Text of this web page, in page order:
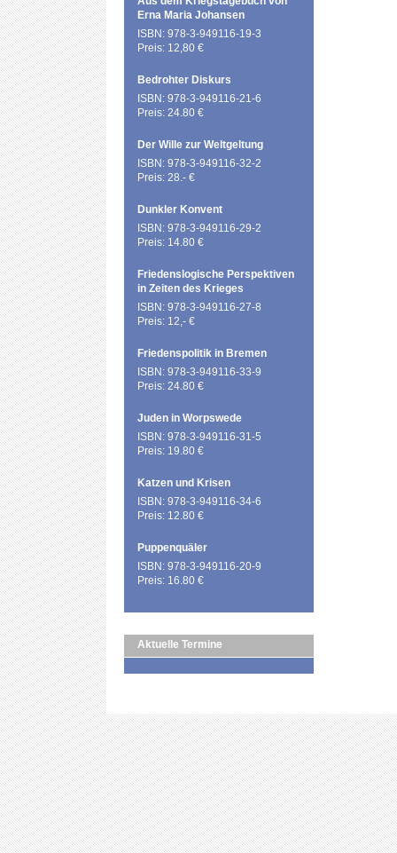
Erna Maria Johansen
ISBN: 978-3-949116-19-3
Preis: 12,80 €
Bedrohter Diskurs
ISBN: 978-3-949116-21-6
Preis: 24.80 €
Der Wille zur Weltgeltung
ISBN: 978-3-949116-32-2
Preis: 28.- €
Dunkler Konvent
ISBN: 978-3-949116-29-2
Preis: 14.80 €
Friedenslogische Perspektiven
in Zeiten des Krieges
ISBN: 978-3-949116-27-8
Preis: 12,- €
Friedenspolitik in Bremen
ISBN: 978-3-949116-33-9
Preis: 24.80 €
Juden in Worpswede
ISBN: 978-3-949116-31-5
Preis: 19.80 €
Katzen und Krisen
ISBN: 978-3-949116-34-6
Preis: 12.80 €
Puppenquäler
ISBN: 978-3-949116-20-9
Preis: 16.80 €
Aktuelle Termine